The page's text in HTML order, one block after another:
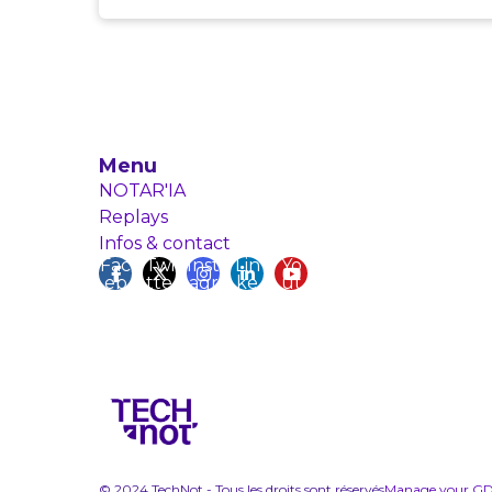
Menu
NOTAR'IA
Replays
Infos & contact
Fac
eb
Twi
tte
Inst
agr
Lin
ke
Yo
ut